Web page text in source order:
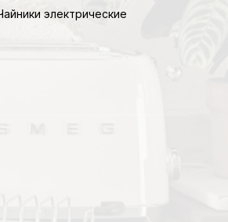
электрические